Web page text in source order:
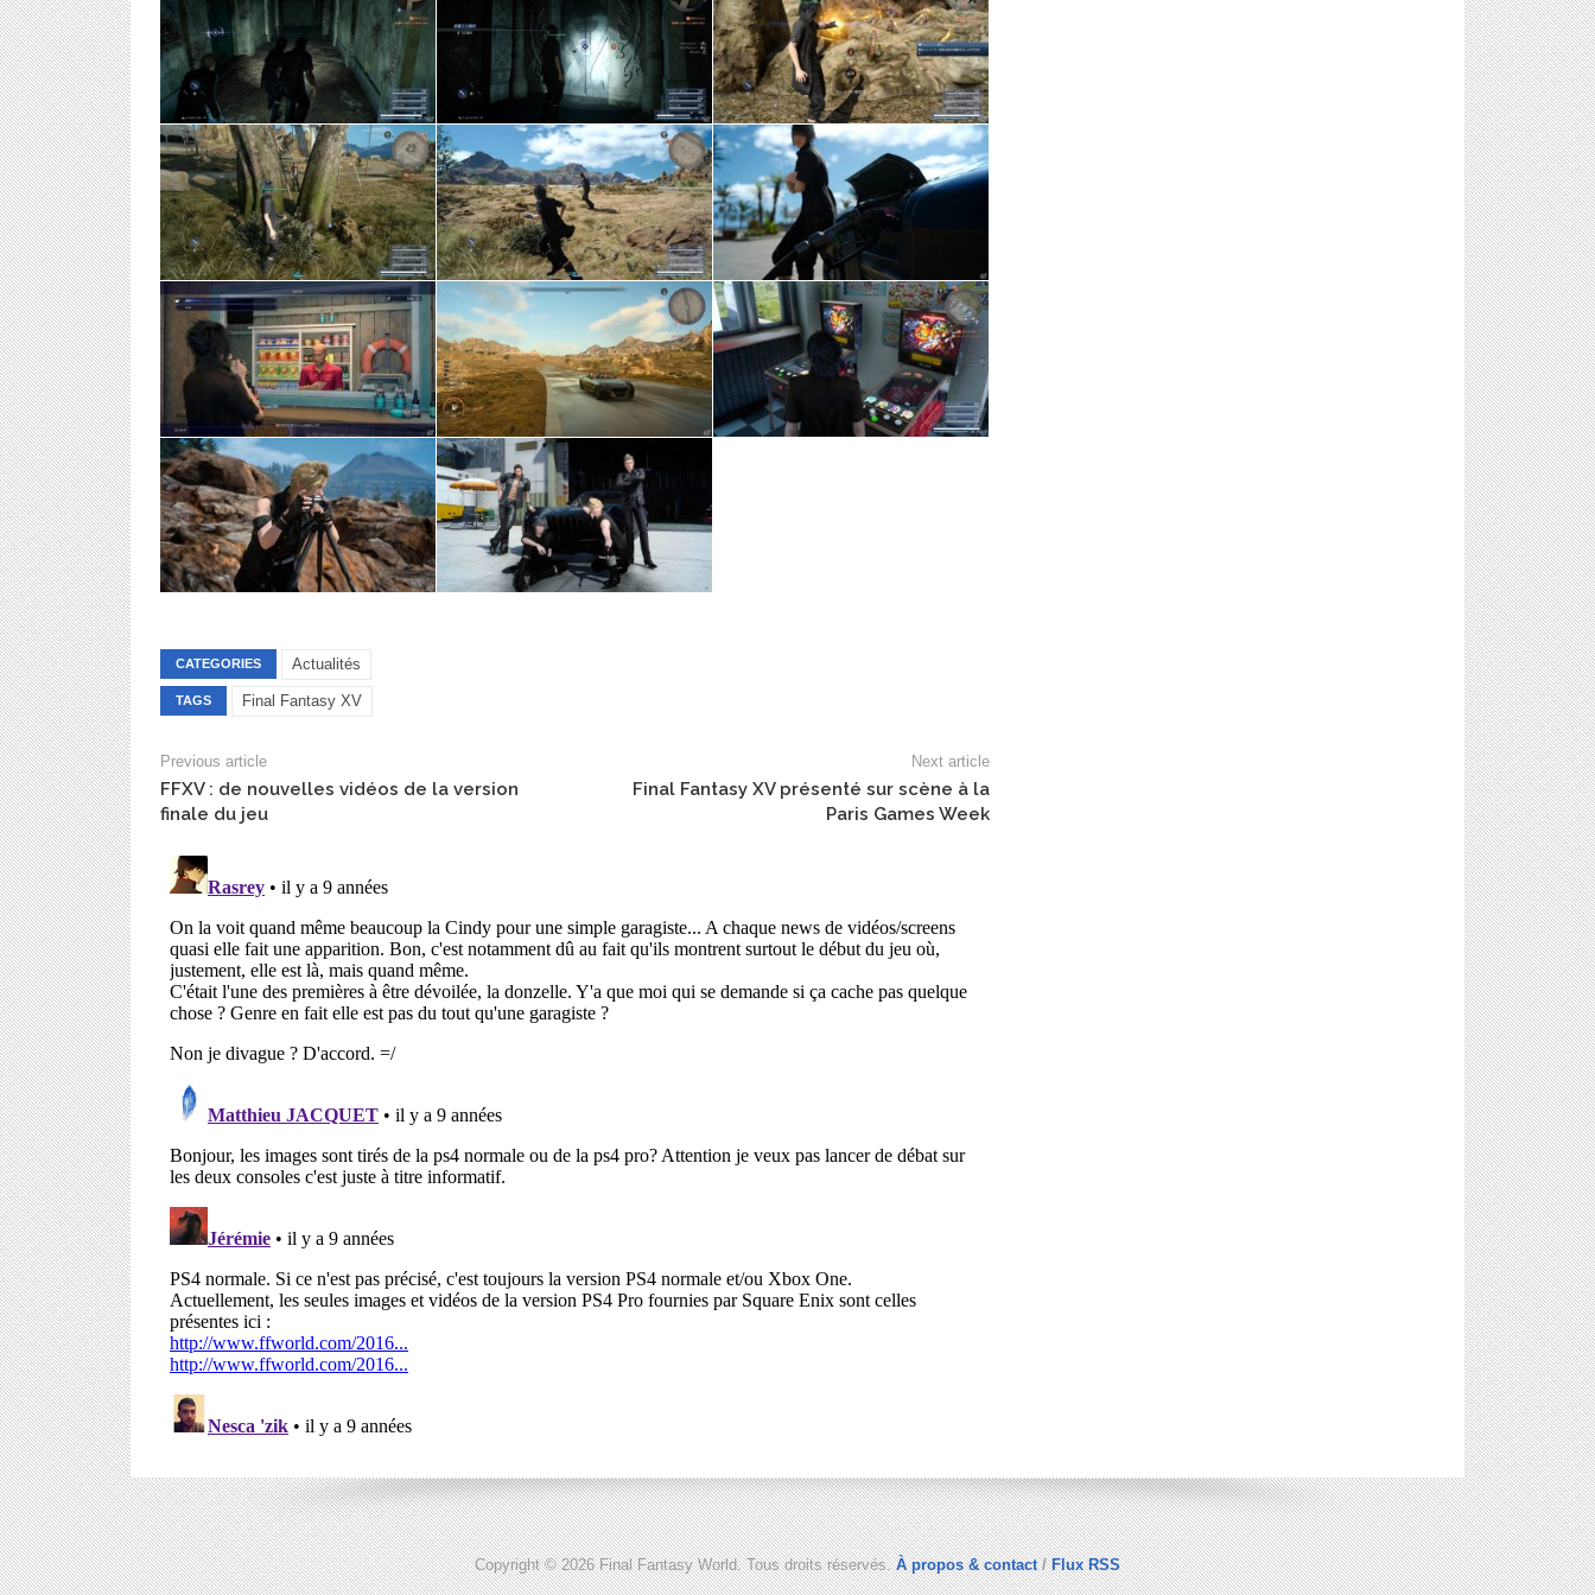
CATEGORIES Actualités
TAGS Final Fantasy XV
Previous article
FFXV : de nouvelles vidéos de la version
finale du jeu
Next article
Final Fantasy XV présenté sur scène à la
Paris Games Week
Copyright © 2026 Final Fantasy World. Tous droits réservés.À propos & contact/Flux RSS